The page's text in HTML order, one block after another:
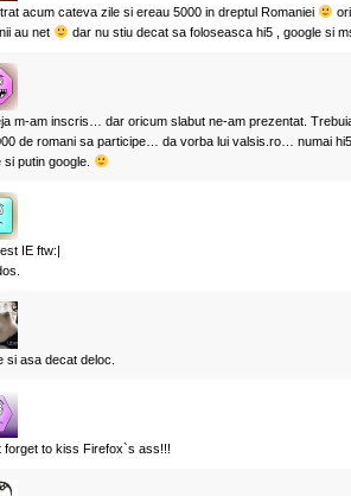
acum cateva zile si ereau 5000 in dreptul Romaniei
au net
dar nu stiu decat sa foloseasca hi5 , google si
m-am inscris… dar oricum slabut ne-am prezentat.
de romani sa participe… da vorba lui valsis.ro… numai
si putin google.
IE ftw:|
si asa decat deloc.
forget to kiss Firefox`s ass!!!